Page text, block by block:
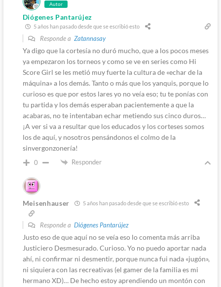
Autor
Diógenes Pantarújez
5 años han pasado desde que se escribió esto
Responde a Zatannasay
Ya digo que la cortesía no duró mucho, que a los pocos meses
ya empezaron los torneos y como se ve en series como Hi
Score Girl se les metió muy fuerte la cultura de «echar de la
máquina» a los demás. Tanto o más que los yanquis, porque lo
curioso es que por estos lares yo no veía eso; tu te ponías con
tu partida y los demás esperaban pacientemente a que la
acabaras, no te intentaban echar metiendo sus cinco duros…
¡A ver si va a resultar que los educados y los corteses somos
los de aquí, y nosotros pensándonos el colmo de la
sinvergonzonería!
0 Responder
Meisenhauser 5 años han pasado desde que se escribió esto
Responde a Diógenes Pantarújez
Justo eso de que aquí no se veía eso lo comenta más arriba
Justiciero Desmesurado. Curioso. Yo no puedo aportar nada
ahí, ni confirmar ni desmentir, porque nunca fui nada «jugón»,
ni siquiera con las recreativas (el gamer de la familia es mi
hermano XD)… De hecho estoy aprendiendo un montón con